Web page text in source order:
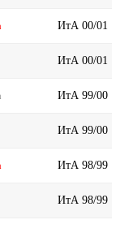
ИтА 00/01
ИтА 00/01
ИтА 99/00
ИтА 99/00
ИтА 98/99
ИтА 98/99